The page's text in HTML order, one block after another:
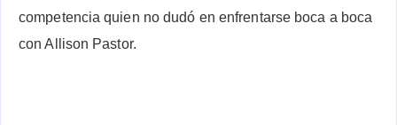
competencia quien no dudó en enfrentarse boca a boca
con Allison Pastor.